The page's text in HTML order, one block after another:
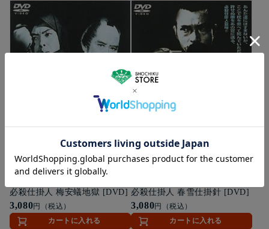
DVD
必殺仕掛人 梅安蟻地獄 [DVD]
3,080円（税込）
カートに入れる
必殺仕掛人 春雪仕掛針 [DVD]
3,080円（税込）
カートに入れる